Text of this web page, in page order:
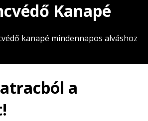
Kanapé
kanapé mindennapos alváshoz
a